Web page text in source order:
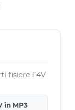
fișiere F4V
în MP3